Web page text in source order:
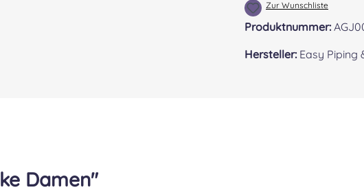
Zur Wunschliste
Produktnummer:
Hersteller: Easy Piping
Damen"